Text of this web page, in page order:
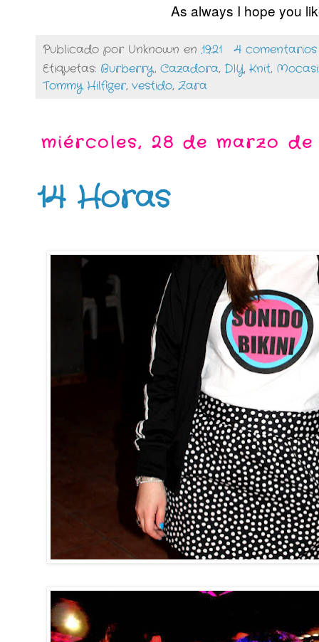
As always I hope you
Publicado por Unknown en 19:21
4 comentarios
Etiquetas: Burberry, Cazadora, DIY, Knit,
Tommy Hilfiger, vestido, Zara
miércoles, 28 de marzo de
14 Horas